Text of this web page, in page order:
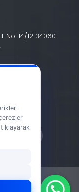
No: 14/12 34060